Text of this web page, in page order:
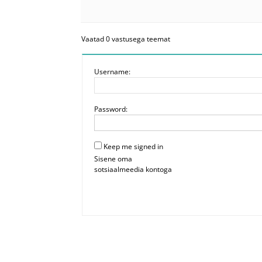
Vaatad 0 vastusega teemat
Username:
Password:
Keep me signed in
Sisene oma
sotsiaalmeedia kontoga